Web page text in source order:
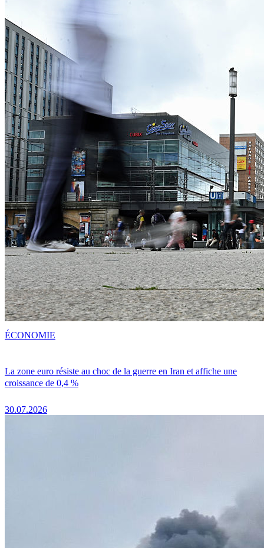
La zone euro résiste au choc de la guerre en Iran et affiche une
croissance de 0,4 %
30.07.2026
ÉCONOMIE